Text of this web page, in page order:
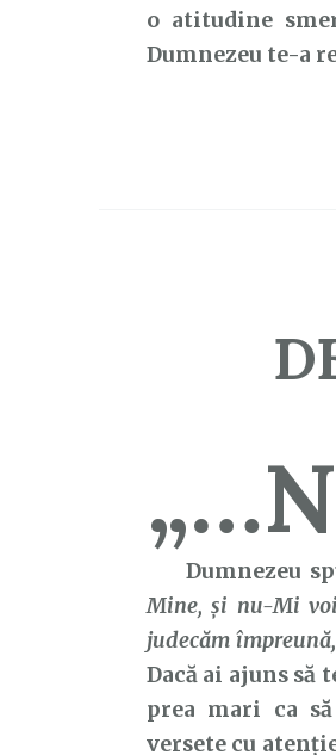
o atitudine
Dumnezeu te-a
„…N
Dumnezeu
Mine, şi nu-Mi
judecăm
Dacă ai ajuns să
prea mari ca
versete cu